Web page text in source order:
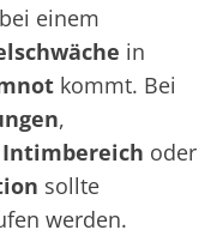
einem
in
kommt. Bei
,
oder
sollte
werden.